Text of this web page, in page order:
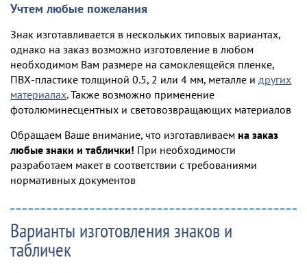
Учтем любые пожелания
Знак изготавливается в нескольких типовых вариантах,
однако на заказ возможно изготовление в любом
необходимом Вам размере на самоклеящейся пленке,
ПВХ-пластике толщиной 0.5, 2 или 4 мм, металле и других
материалах. Также возможно применение
фотолюминесцентных и световозвращающих материалов
Обращаем Ваше внимание, что изготавливаем на заказ
любые знаки и таблички! При необходимости
разработаем макет в соответствии с требованиями
нормативных документов
Варианты изготовления знаков и
табличек